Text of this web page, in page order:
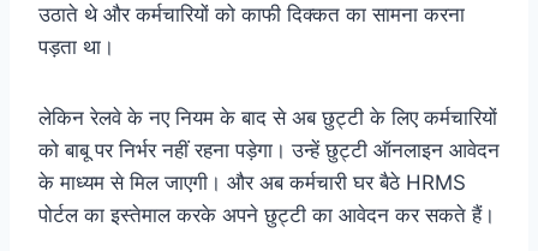
उठाते थे और कर्मचारियों को काफी दिक्कत का सामना करना
पड़ता था।
लेकिन रेलवे के नए नियम के बाद से अब छुट्टी के लिए कर्मचारियों
को बाबू पर निर्भर नहीं रहना पड़ेगा। उन्हें छुट्टी ऑनलाइन आवेदन
के माध्यम से मिल जाएगी। और अब कर्मचारी घर बैठे HRMS
पोर्टल का इस्तेमाल करके अपने छुट्टी का आवेदन कर सकते हैं।